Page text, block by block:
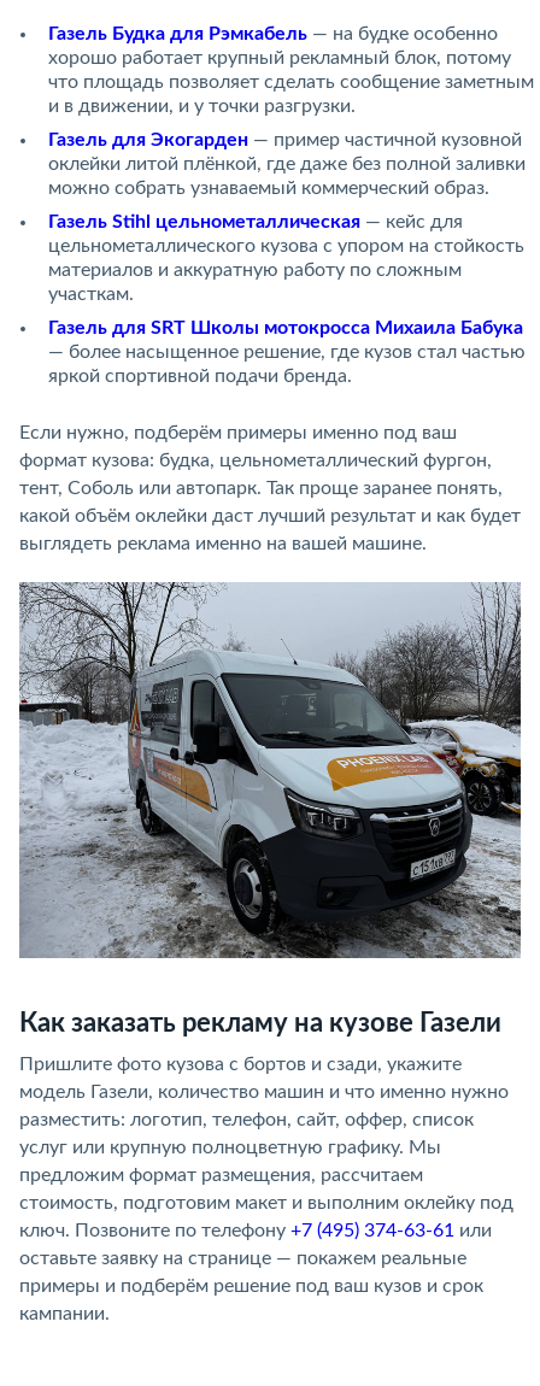
Газель Будка для Рэмкабель — на будке особенно
хорошо работает крупный рекламный блок, потому
что площадь позволяет сделать сообщение заметным
и в движении, и у точки разгрузки.
Газель для Экогарден — пример частичной кузовной
оклейки литой плёнкой, где даже без полной заливки
можно собрать узнаваемый коммерческий образ.
Газель Stihl цельнометаллическая — кейс для
цельнометаллического кузова с упором на стойкость
материалов и аккуратную работу по сложным
участкам.
Газель для SRT Школы мотокросса Михаила Бабука
— более насыщенное решение, где кузов стал частью
яркой спортивной подачи бренда.
Если нужно, подберём примеры именно под ваш
формат кузова: будка, цельнометаллический фургон,
тент, Соболь или автопарк. Так проще заранее понять,
какой объём оклейки даст лучший результат и как будет
выглядеть реклама именно на вашей машине.
Как заказать рекламу на кузове Газели
Пришлите фото кузова с бортов и сзади, укажите
модель Газели, количество машин и что именно нужно
разместить: логотип, телефон, сайт, оффер, список
услуг или крупную полноцветную графику. Мы
предложим формат размещения, рассчитаем
стоимость, подготовим макет и выполним оклейку под
ключ. Позвоните по телефону +7 (495) 374-63-61 или
оставьте заявку на странице — покажем реальные
примеры и подберём решение под ваш кузов и срок
кампании.